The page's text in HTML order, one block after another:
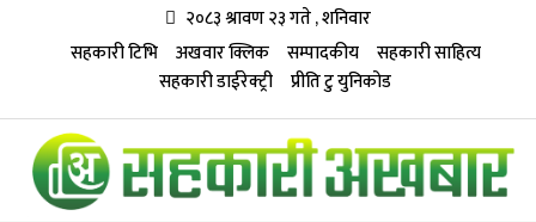
२०८३ श्रावण २३ गते , शनिवार
सहकारी टिभि
अखवार क्लिक सम्पादकीय
सहकारी साहित्य
सहकारी डाईरेक्ट्री प्रीति टु युनिकोड